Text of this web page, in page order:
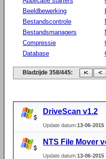
Beeldbewerking
Bestandscontrole
Bestandsmanagers
Compressie
Database
Bladzijde 358/445:
DriveScan v1.2
Update datum:13-06-2015
NTS File Mover
Update datum:13-06-2015